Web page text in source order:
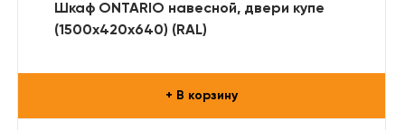
Шкаф ONTARIO навесной, двери купе
(1500х420х640) (RAL)
+ В корзину